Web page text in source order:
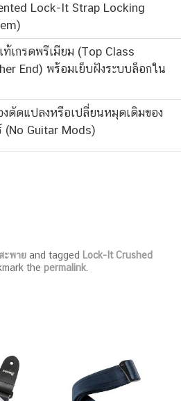
Lock-It Strap Locking
เกรดพรีเมียม (Top Class
End) พร้อมเย็บฝังระบบล็อกใน
งดัดแปลงหรือเปลี่ยนหมุดเดิมของ
(No Guitar Mods)
ะพาย and tagged Lock-It Crushed
the permalink